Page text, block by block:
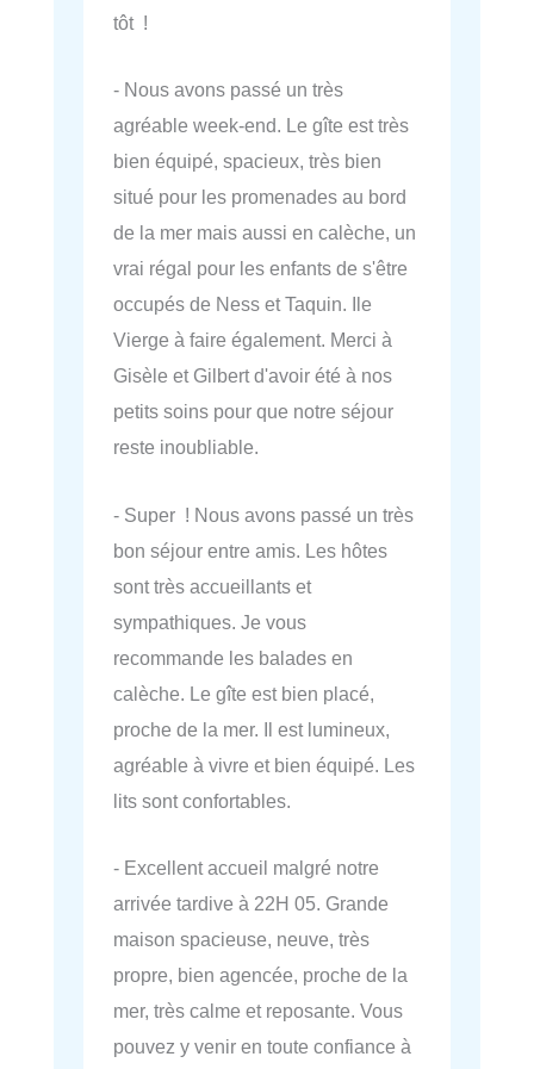
tôt !
- Nous avons passé un très
agréable week-end. Le gîte est très
bien équipé, spacieux, très bien
situé pour les promenades au bord
de la mer mais aussi en calèche, un
vrai régal pour les enfants de s'être
occupés de Ness et Taquin. Ile
Vierge à faire également. Merci à
Gisèle et Gilbert d'avoir été à nos
petits soins pour que notre séjour
reste inoubliable.
- Super ! Nous avons passé un très
bon séjour entre amis. Les hôtes
sont très accueillants et
sympathiques. Je vous
recommande les balades en
calèche. Le gîte est bien placé,
proche de la mer. Il est lumineux,
agréable à vivre et bien équipé. Les
lits sont confortables.
- Excellent accueil malgré notre
arrivée tardive à 22H 05. Grande
maison spacieuse, neuve, très
propre, bien agencée, proche de la
mer, très calme et reposante. Vous
pouvez y venir en toute confiance à